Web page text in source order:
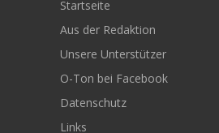
Startseite
Aus der Redaktion
Unsere Unterstützer
O-Ton bei Facebook
Datenschutz
Links